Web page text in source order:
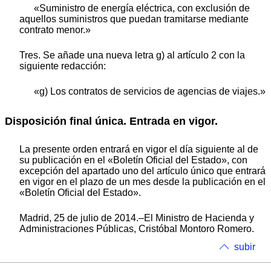
«Suministro de energía eléctrica, con exclusión de
aquellos suministros que puedan tramitarse mediante
contrato menor.»
Tres. Se añade una nueva letra g) al artículo 2 con la
siguiente redacción:
«g) Los contratos de servicios de agencias de viajes.»
Disposición final única. Entrada en vigor.
La presente orden entrará en vigor el día siguiente al de
su publicación en el «Boletín Oficial del Estado», con
excepción del apartado uno del artículo único que entrará
en vigor en el plazo de un mes desde la publicación en el
«Boletín Oficial del Estado».
Madrid, 25 de julio de 2014.–El Ministro de Hacienda y
Administraciones Públicas, Cristóbal Montoro Romero.
subir